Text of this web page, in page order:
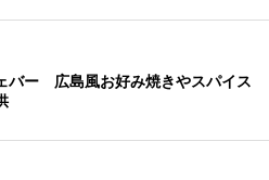
バー 広島風お好み焼きやスパイス